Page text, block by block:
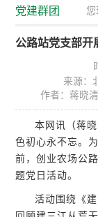
党建群团 您
公路站党支部开
来源：
作者：蒋晓清
本网讯（蒋
色初心永不忘。
前，创业农场公
题党日活动。
活动围绕《